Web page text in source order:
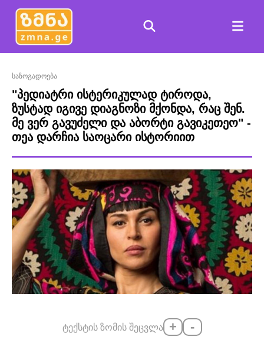
საზოგადოება
"პედიატრი ისტერიკულად ტიროდა,
ზუსტად იგივე დიაგნოზი მქონდა, რაც შენ.
მე ვერ გავუძელი და აბორტი გავიკეთეო" -
თეა დარჩია საოცარი ისტორიით
ტექსტის ზომის შეცვლა + -